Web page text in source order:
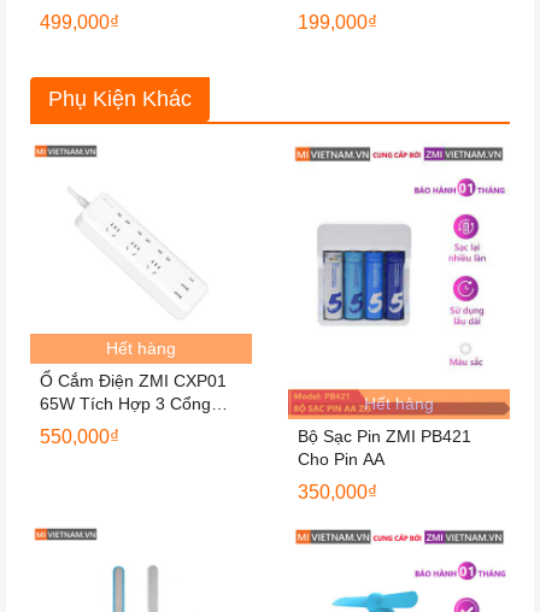
Thoại
499,000₫ 199,000₫
Phụ Kiện Khác
Hết hàng
Ổ Cắm Điện ZMI CXP01
65W Tích Hợp 3 Cổng
USB
550,000₫
Hết hàng
Bộ Sạc Pin ZMI PB421
Cho Pin AA
350,000₫